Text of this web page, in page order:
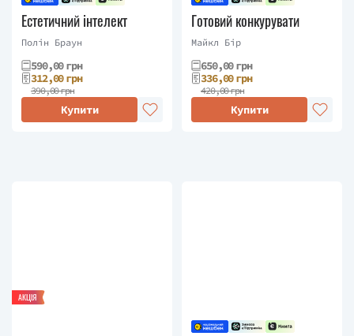
Естетичний інтелект
Полін Браун
590,00 грн
312,00 грн
390,00 грн
Купити
Готовий конкурувати
Майкл Бір
650,00 грн
336,00 грн
420,00 грн
Купити
АКЦІЯ